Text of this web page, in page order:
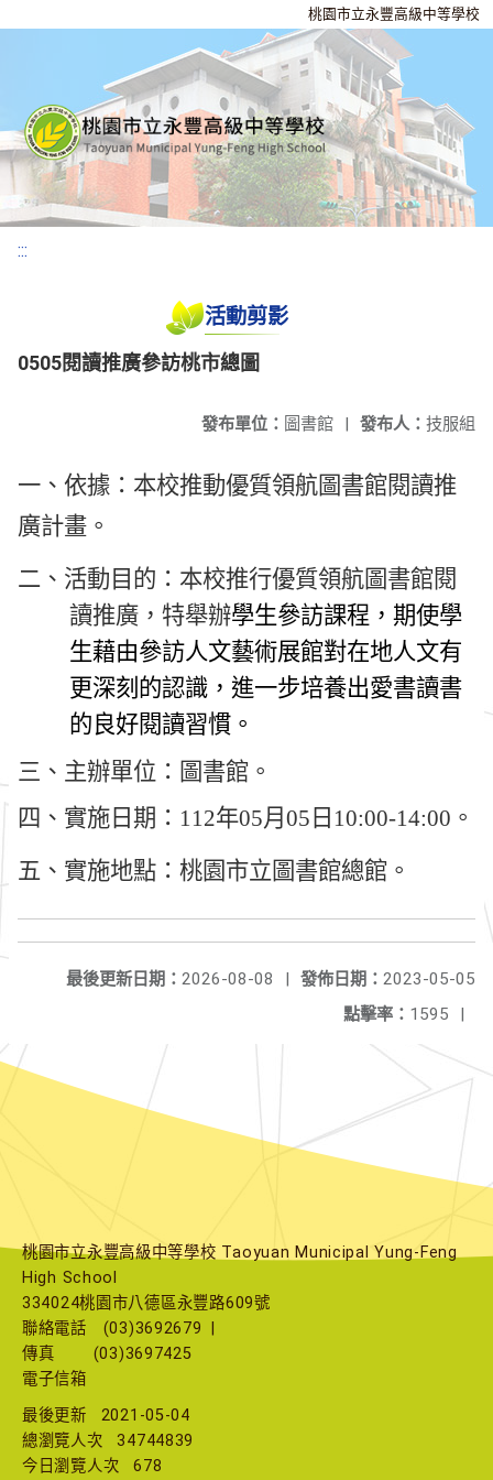
桃園市立永豐高級中等學校
:::
活動剪影
0505閱讀推廣參訪桃市總圖
發布人： 技服組
發布單位： 圖書館 |
一、依據：本校推動優質領航圖書館閱讀推
廣計畫。
二、活動目的：本校推行優質領航圖書館閱
讀推廣，特舉辦學生參訪課程 ， 期使學
生藉由參訪人文藝術展館對在地人文有
更深刻的認識 ， 進一步培養出愛書讀書
的良好閱讀習慣。
三、主辦單位：圖書館。
四、實施日期： 112年05月 05 日 10:00-14:00 。
五、實施地點：桃園市立圖書館總館。
發佈日期： 2023-05-05
最後更新日期： 2026-08-08
|
點擊率： 1595 |
桃園市立永豐高級中等學校 Taoyuan Municipal Yung-Feng
High School
334024桃園市八德區永豐路609號
聯絡電話
(03)3692679
傳真
(03)3697425
電子信箱
最後更新
2021-05-04
總瀏覽人次
34744839
今日瀏覽人次
678